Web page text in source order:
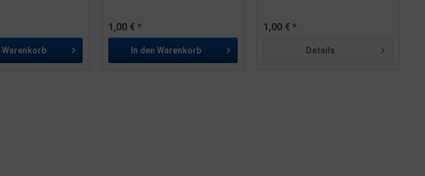
Warenkorb
1,00 € *
In den Warenkorb
1,00 € *
Details